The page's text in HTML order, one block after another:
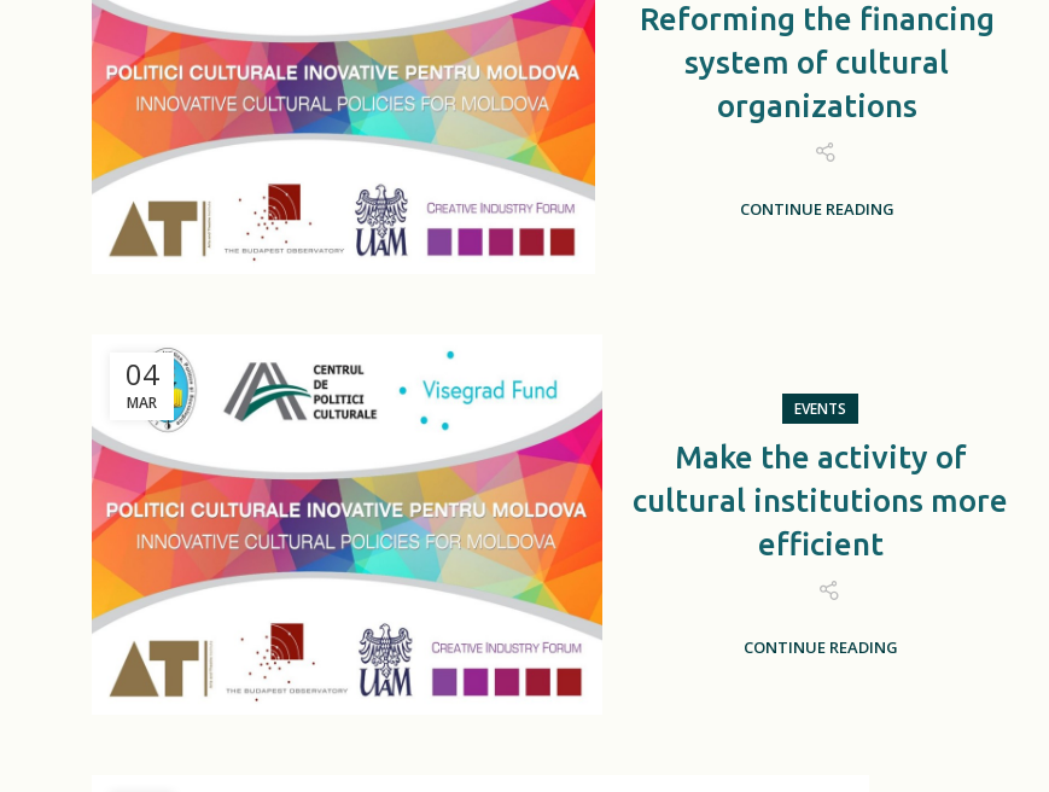
Reforming the financing
system of cultural
organizations
CONTINUE READING
04
MAR EVENTS
Make the activity of
cultural institutions more
efficient
CONTINUE READING